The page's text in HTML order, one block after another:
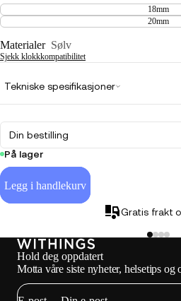
18mm
20mm
Materialer Sølv
Sjekk klokkkompatibilitet
Tekniske spesifikasjoner
Din bestilling
På lager
Legg i handlekurv
Gratis frakt
Hold deg oppdatert
Motta våre siste nyheter, helsetips og